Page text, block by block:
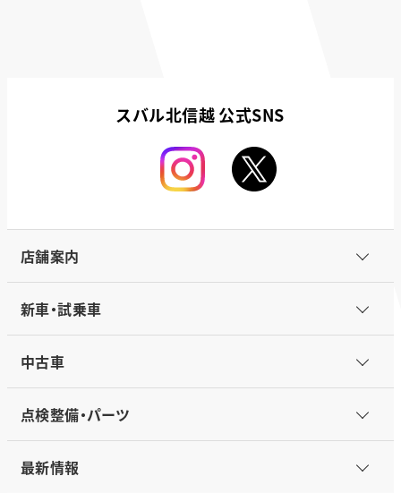
スバル北信越 公式SNS
店舗案内
新車・試乗車
中古車
点検整備・パーツ
最新情報